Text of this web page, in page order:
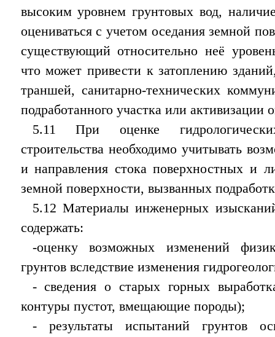
высоким уровнем грунтовых вод,
оцениваться с учетом оседания земной
существующий относительно неё
что может привести к затоплению
траншей, санитарно-технических
подработанного участка или активизации
5.11 При оценке
строительства необходимо учитывать
и направления стока поверхностных и
земной поверхности, вызванных
5.12 Материалы инженерных
содержать:
-оценку возможных изменений
грунтов вследствие изменения
- сведения о старых горных
контуры пустот, вмещающие породы);
- результаты испытаний грунтов